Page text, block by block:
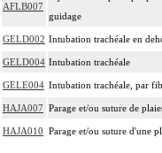
AFLB007
guidage
GELD002 Intubation trachéale en
GELD004 Intubation trachéale
GELE004 Intubation trachéale, par
HAJA007 Parage et/ou suture de
HAJA010 Parage et/ou suture d'une